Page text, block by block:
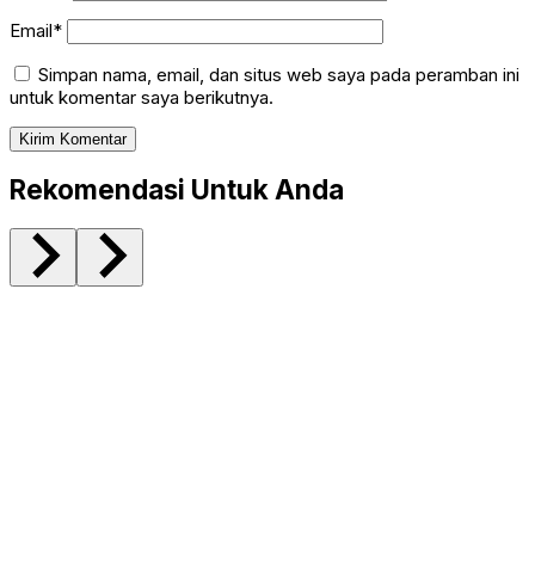
Email*
Simpan nama, email, dan situs web saya pada peramban ini
untuk komentar saya berikutnya.
Rekomendasi Untuk Anda